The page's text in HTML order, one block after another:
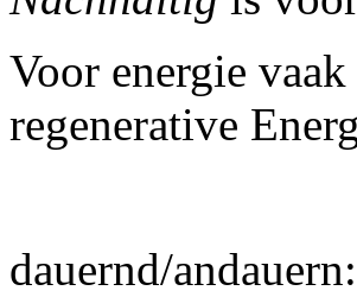
Voor energie
regenerative
dauernd/